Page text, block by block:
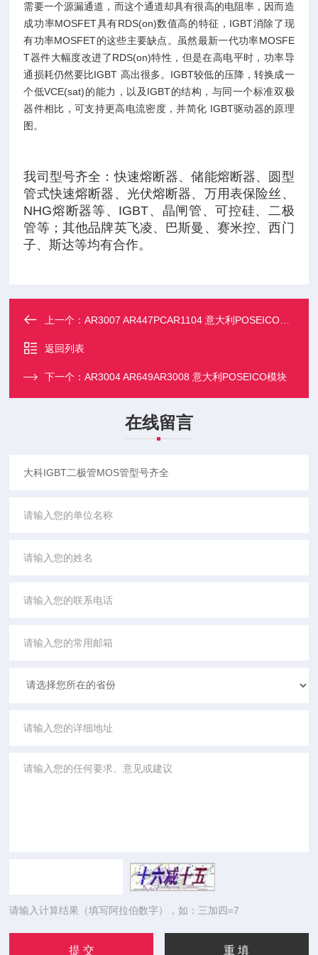
需要一个源漏通道，而这个通道却具有很高的电阻率，因而造
成功率MOSFET具有RDS(on)数值高的特征，IGBT消除了现
有功率MOSFET的这些主要缺点。虽然最新一代功率MOSFE
T器件大幅度改进了RDS(on)特性，但是在高电平时，功率导
通损耗仍然要比IGBT 高出很多。IGBT较低的压降，转换成一
个低VCE(sat)的能力，以及IGBT的结构，与同一个标准双极
器件相比，可支持更高电流密度，并简化 IGBT驱动器的原理
图。
我司型号齐全：快速熔断器、储能熔断器、圆型
管式快速熔断器、光伏熔断器、万用表保险丝、
NHG熔断器等、IGBT、晶闸管、可控硅、二极
管等；其他品牌英飞凌、巴斯曼、赛米控、西门
子、斯达等均有合作。
上一个：AR3007 AR447PCAR1104 意大利POSEICO模块
返回列表
下一个：AR3004 AR649AR3008 意大利POSEICO模块
在线留言
请输入计算结果（填写阿拉伯数字），如：三加四=7